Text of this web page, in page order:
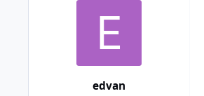
edvan